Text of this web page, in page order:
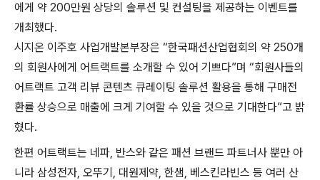
에게 약 200만원 상당의 솔루션 및 컨설팅을 제공하는 이벤트를
개최했다.
시지온 이주호 사업개발본부장은 “한국패션산업협회의 약 250개
의 회원사에게 어트랙트를 소개할 수 있어 기쁘다”며 “회원사들의
어트랙트 고객 리뷰 콘텐츠 큐레이팅 솔루션 활용을 통해 구매전
환률 상승으로 매출에 크게 기여할 수 있을 것으로 기대한다”고 밝
혔다.
한편 어트랙트는 네파, 반스와 같은 패션 브랜드 파트너사 뿐만 아
니라 삼성전자, 오뚜기, 대원제약, 한샘, 베스킨라빈스 등 여러 산